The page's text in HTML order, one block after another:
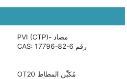
مضاد -PVI (CTP)
رقم CAS: 17796-82-6
مُكبِّن المطاط OT20